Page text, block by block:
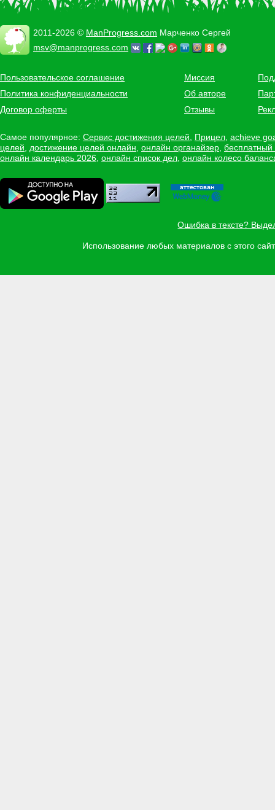
2011-2026 © ManProgress.com Марченко Сергей
msv@manprogress.com
Пользовательское соглашение
Политика конфиденциальности
Договор оферты
Миссия
Об авторе
Отзывы
Самое популярное: Сервис достижения целей Прицел achieve
целей
достижение целей онлайн онлайн органайзер
онлайн календарь 2026 онлайн список дел онлайн колесо
Ошибка в тексте?
Использование любых материалов с этого
Задать вопрос